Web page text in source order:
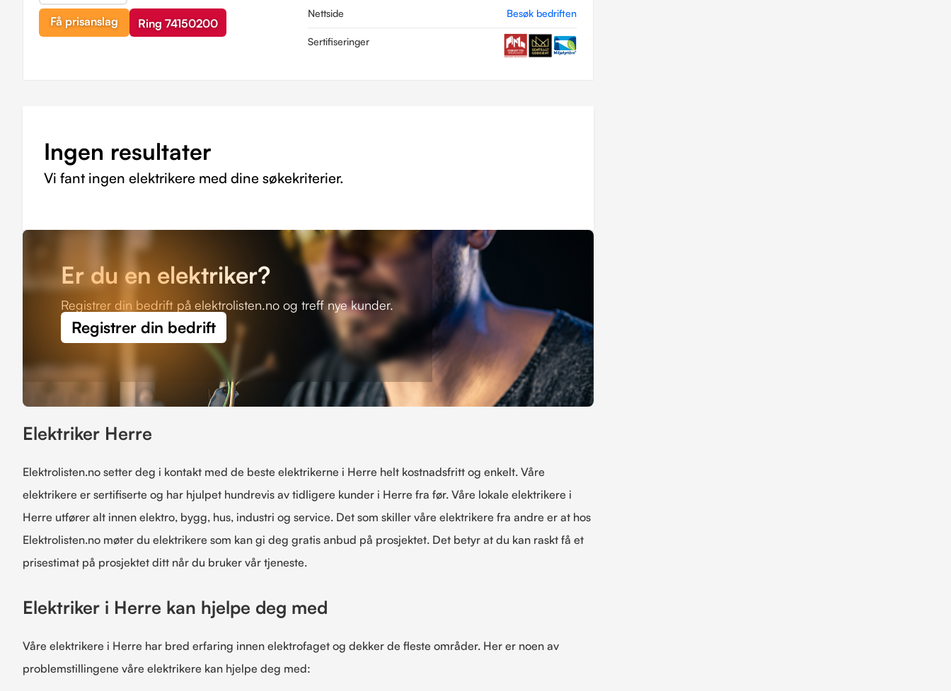
Få prisanslag Ring 74150200
Nettside Besøk bedriften
Sertifiseringer
Ingen resultater
Vi fant ingen elektrikere med dine søkekriterier.
Er du en elektriker?
Registrer din bedrift på elektrolisten.no og treff nye kunder.
Registrer din bedrift
Elektriker Herre
Elektrolisten.no setter deg i kontakt med de beste elektrikerne i Herre helt kostnadsfritt og enkelt. Våre
elektrikere er sertifiserte og har hjulpet hundrevis av tidligere kunder i Herre fra før. Våre lokale elektrikere i
Herre utfører alt innen elektro, bygg, hus, industri og service. Det som skiller våre elektrikere fra andre er at hos
Elektrolisten.no møter du elektrikere som kan gi deg gratis anbud på prosjektet. Det betyr at du kan raskt få et
prisestimat på prosjektet ditt når du bruker vår tjeneste.
Elektriker i Herre kan hjelpe deg med
Våre elektrikere i Herre har bred erfaring innen elektrofaget og dekker de fleste områder. Her er noen av
problemstillingene våre elektrikere kan hjelpe deg med: